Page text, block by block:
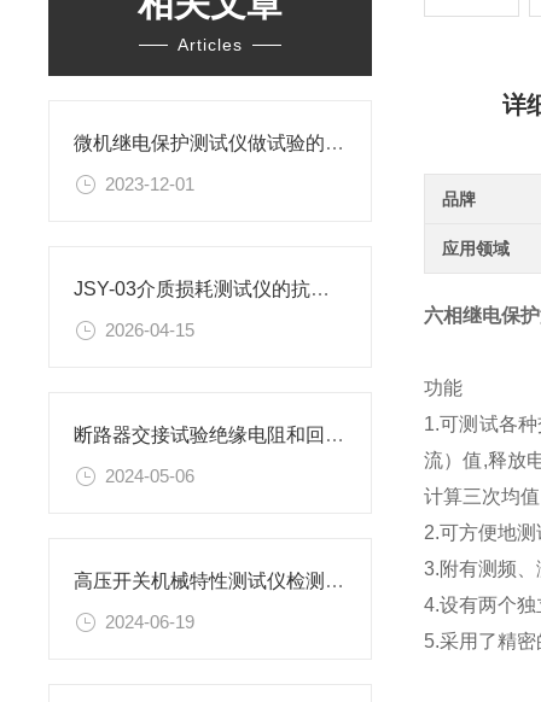
Articles
微机继电保护测试仪做试验的各种用途
2023-12-01
JSY-03介质损耗测试仪的抗干扰与CVT综合测量能力
2026-04-15
断路器交接试验绝缘电阻和回路电阻测试标准
2024-05-06
高压开关机械特性测试仪检测试验的方法
2024-06-19
详
品牌
应用领域
六相继电保
功能
1.可测试各
流）值,释放
计算三次均
2.可方便地
3.附有测频
4.设有两个
5.采用了精